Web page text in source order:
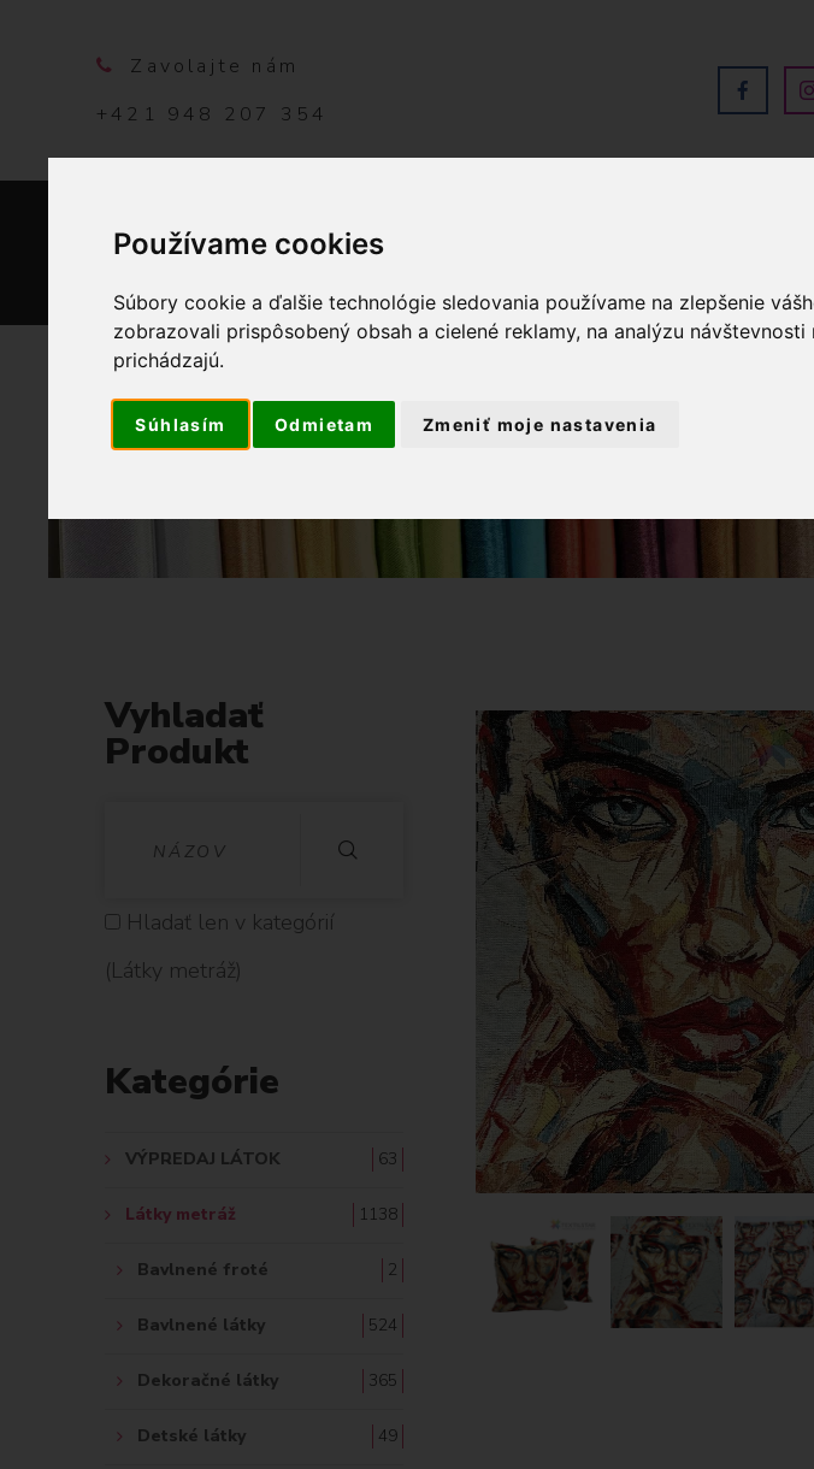
Používame cookies
Súbory cookie a ďalšie technológie sledovania používame na zlepšenie
zobrazovali prispôsobený obsah a cielené reklamy, na analýzu
prichádzajú.
Súhlasím Odmietam Zmeniť moje nastavenia
Zavolajte nám
+421 948 207 354
OBCHOD
Vyhladať
Produkt
H
L
D
Ť
:
Hladať len v kategórií
(Látky metráž)
Kategórie
VÝPREDAJ LÁTOK 63
Látky metráž 1138
Bavlnené froté 2
Bavlnené látky 524
Dekoračné látky 365
Detské látky 49